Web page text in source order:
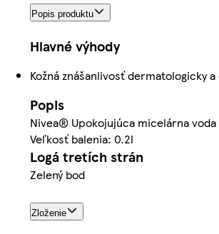
Popis produktu
Hlavné výhody
Kožná znášanlivosť dermatologicky
Popis
Nivea® Upokojujúca micelárna
Veľkosť balenia: 0.2l
Logá tretích strán
Zelený bod
Zloženie